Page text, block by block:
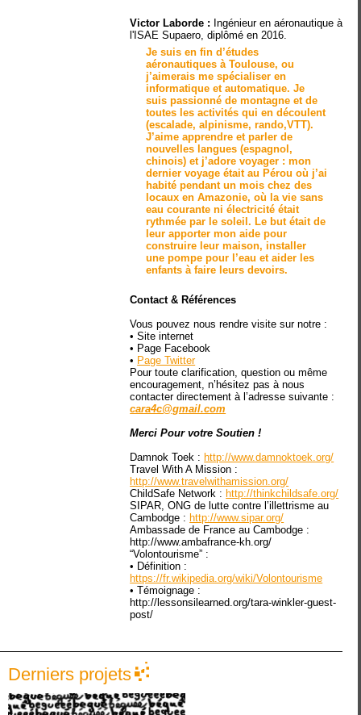
Victor Laborde : Ingénieur en aéronautique à
l'ISAE Supaero, diplômé en 2016.
Je suis en fin d’études
aéronautiquesà Toulouse, ou
j’aimerais me spécialiser en
informatique et automatique. Je
suis passionné de montagneet de
toutes les activités qui en découlent
(escalade, alpinisme, rando,VTT).
J’aime apprendre et parler de
nouvelles langues (espagnol,
chinois) et j’adore voyager: mon
dernier voyage était au Pérou où j’ai
habité pendant un mois chez des
locaux en Amazonie, où la vie sans
eau courante ni électricité était
rythmée par le soleil. Le but était de
leur apporter mon aide pour
construire leur maison, installer
une pompepour l’eau et aider les
enfants à faire leurs devoirs.
Contact & Références
Vous pouvez nous rendre visite sur notre :
• Site internet
• Page Facebook
• Page Twitter
Pour toute clarification, question ou même
encouragement, n’hésitez pas à nous
contacter directement à l’adresse suivante :
cara4c@gmail.com
Merci Pour votre Soutien !
Damnok Toek :http://www.damnoktoek.org/
Travel With A Mission :
http://www.travelwithamission.org/
ChildSafe Network :http://thinkchildsafe.org/
SIPAR, ONG de lutte contre l’illettrisme au
Cambodge :http://www.sipar.org/
Ambassade de France au Cambodge :
http://www.ambafrance-kh.org/
“Volontourisme” :
• Définition :
https://fr.wikipedia.org/wiki/Volontourisme
• Témoignage :
http://lessonsilearned.org/tara-winkler-guest-
post/
Derniers projets